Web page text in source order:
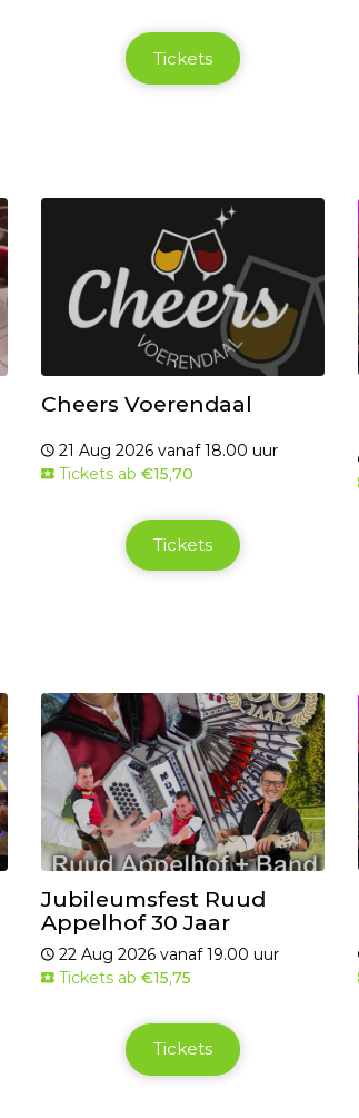
Tickets
Cheers Voerendaal
21 Aug 2026 vanaf 18.00 uur
Tickets ab €15,70
Tickets
Jubileumsfest Ruud
Appelhof 30 Jaar
22 Aug 2026 vanaf 19.00 uur
Tickets ab €15,75
Tickets